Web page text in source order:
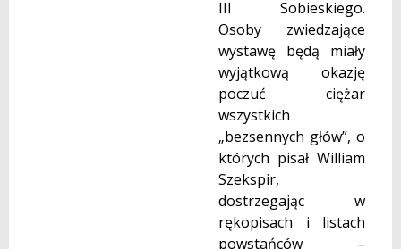
III Sobieskiego.
Osoby zwiedzające
wystawę będą miały
wyjątkową okazję
poczuć ciężar
wszystkich
„bezsennych głów”, o
których pisał William
Szekspir,
dostrzegając w
rękopisach i listach
powstańców –